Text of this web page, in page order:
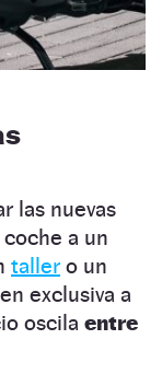
las nuevas
a un
taller o un
exclusiva a
oscila entre